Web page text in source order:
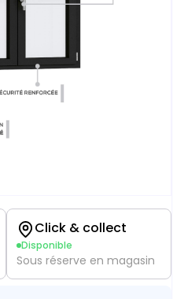
Click & collect
Disponible
Sous réserve en magasin